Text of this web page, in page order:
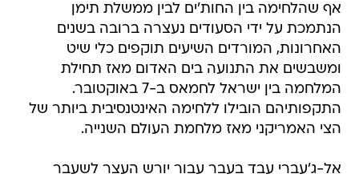
אף שהלחימה בין החות'ים לבין ממשלת תימן
הנתמכת על ידי הסעודים נעצרה ברובה בשנים
האחרונות, המורדים השיעים תוקפים כלי שיט
ומשבשים את התנועה בים האדום מאז תחילת
המלחמה בין ישראל לחמאס ב-7 באוקטובר.
התקפותיהם הובילו ללחימה האינטנסיבית ביותר של
הצי האמריקני מאז מלחמת העולם השנייה.
אל-ג'עברי עבד בעבר עבור יורש העצר לשעבר